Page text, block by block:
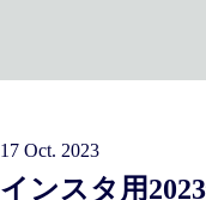
17 Oct. 2023
インスタ用